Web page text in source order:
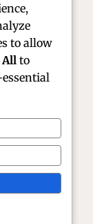
&
to allow
All to